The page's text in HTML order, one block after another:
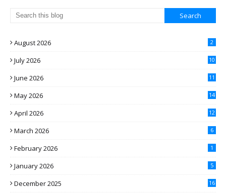
August 2026 2
July 2026 10
June 2026 11
May 2026 14
April 2026 12
March 2026 6
February 2026 1
January 2026 5
December 2025 16